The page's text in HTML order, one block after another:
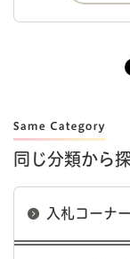
同じ分類から
入札コーナー